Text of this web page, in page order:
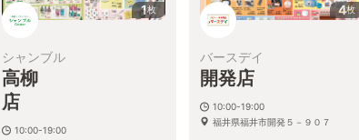
1枚
シャンブル
高柳
店
10:00-19:00
4枚
バースデイ
開発店
10:00-19:00
福井県福井市開発５－９０７